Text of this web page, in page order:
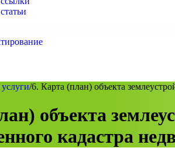
/6. Карта (план) объекта
объекта
кадастра